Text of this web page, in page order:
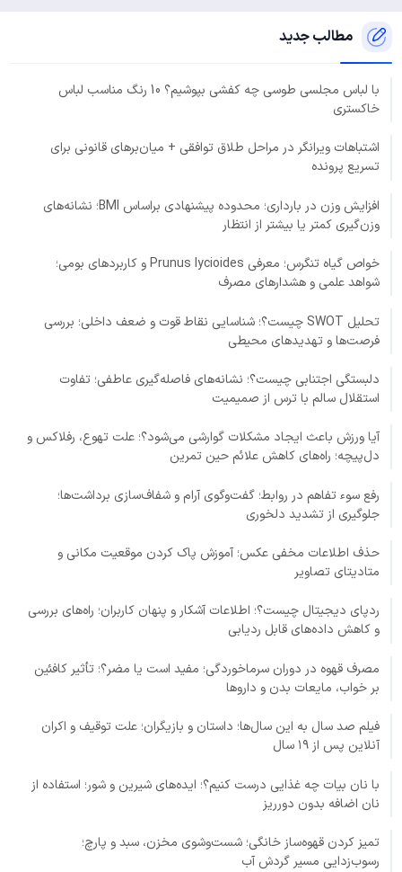
مطالب جدید
با لباس مجلسی طوسی چه کفشی بپوشیم؟ 10 رنگ مناسب لباس
خاکستری
اشتباهات ویرانگر در مراحل طلاق توافقی + میان‌برهای قانونی برای
تسریع پرونده
افزایش وزن در بارداری؛ محدوده پیشنهادی براساس BMI؛ نشانه‌های
وزن‌گیری کمتر یا بیشتر از انتظار
خواص گیاه تنگرس؛ معرفی Prunus lycioides و کاربردهای بومی؛
شواهد علمی و هشدارهای مصرف
تحلیل SWOT چیست؟؛ شناسایی نقاط قوت و ضعف داخلی؛ بررسی
فرصت‌ها و تهدیدهای محیطی
دلبستگی اجتنابی چیست؟؛ نشانه‌های فاصله‌گیری عاطفی؛ تفاوت
استقلال سالم با ترس از صمیمیت
آیا ورزش باعث ایجاد مشکلات گوارشی می‌شود؟؛ علت تهوع، رفلاکس و
دل‌پیچه؛ راه‌های کاهش علائم حین تمرین
رفع سوء تفاهم در روابط؛ گفت‌وگوی آرام و شفاف‌سازی برداشت‌ها؛
جلوگیری از تشدید دلخوری
حذف اطلاعات مخفی عکس؛ آموزش پاک کردن موقعیت مکانی و
متادیتای تصاویر
ردپای دیجیتال چیست؟؛ اطلاعات آشکار و پنهان کاربران؛ راه‌های بررسی
و کاهش داده‌های قابل ردیابی
مصرف قهوه در دوران سرماخوردگی؛ مفید است یا مضر؟؛ تأثیر کافئین
بر خواب، مایعات بدن و داروها
فیلم صد سال به این سال‌ها؛ داستان و بازیگران؛ علت توقیف و اکران
آنلاین پس از ۱۹ سال
با نان بیات چه غذایی درست کنیم؟؛ ایده‌های شیرین و شور؛ استفاده از
نان اضافه بدون دورریز
تمیز کردن قهوه‌ساز خانگی؛ شست‌وشوی مخزن، سبد و پارچ؛
رسوب‌زدایی مسیر گردش آب